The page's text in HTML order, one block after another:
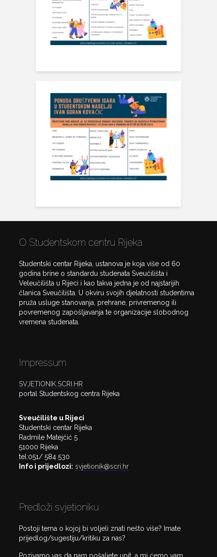
O Studentskom centru Rijeka
Studentski centar Rijeka, ustanova je koja više od 60
godina brine o standardu studenata Sveučilišta i
Veleučilišta u Rijeci i kao takva jedna je od najstarijih
članica Sveučilišta. U okviru svojih djelatnosti studentima
pruža usluge stanovanja, prehrane, privremenog ili
povremenog zapošljavanja te organizacije slobodnog
vremena studenata.
Impressum
SVJETIONIK.SCRI.HR
portal Studentskog centra Rijeka
Sveučilište u Rijeci
Studentski centar Rijeka
Radmile Matejčić 5
51000 Rijeka
tel:051/ 584 530
Info i prijedlozi: svjetionik@scri.hr
Predloži svjetioniku
Postoji tema o kojoj bi voljeli znati nešto više? Imate
prijedlog/sugestiju/kritiku za nas?